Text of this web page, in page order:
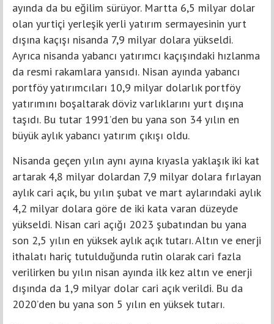
ayında da bu eğilim sürüyor. Martta 6,5 milyar dolar
olan yurtiçi yerleşik yerli yatırım sermayesinin yurt
dışına kaçışı nisanda 7,9 milyar dolara yükseldi.
Ayrıca nisanda yabancı yatırımcı kaçışındaki hızlanma
da resmi rakamlara yansıdı. Nisan ayında yabancı
portföy yatırımcıları 10,9 milyar dolarlık portföy
yatırımını boşaltarak döviz varlıklarını yurt dışına
taşıdı. Bu tutar 1991’den bu yana son 34 yılın en
büyük aylık yabancı yatırım çıkışı oldu.
Nisanda geçen yılın aynı ayına kıyasla yaklaşık iki kat
artarak 4,8 milyar dolardan 7,9 milyar dolara fırlayan
aylık cari açık, bu yılın şubat ve mart aylarındaki aylık
4,2 milyar dolara göre de iki kata varan düzeyde
yükseldi. Nisan cari açığı 2023 şubatından bu yana
son 2,5 yılın en yüksek aylık açık tutarı. Altın ve enerji
ithalatı hariç tutulduğunda rutin olarak cari fazla
verilirken bu yılın nisan ayında ilk kez altın ve enerji
dışında da 1,9 milyar dolar cari açık verildi. Bu da
2020’den bu yana son 5 yılın en yüksek tutarı.